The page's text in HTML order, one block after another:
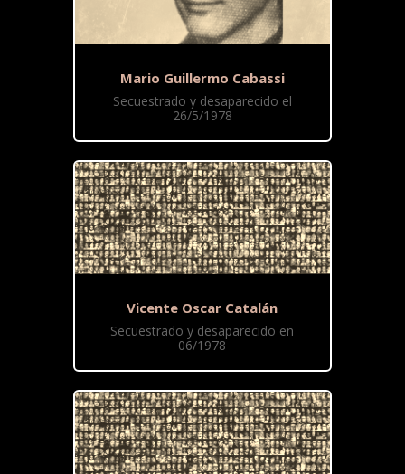
Mario Guillermo Cabassi
Secuestrado y desaparecido el
26/5/1978
Vicente Oscar Catalán
Secuestrado y desaparecido en
06/1978